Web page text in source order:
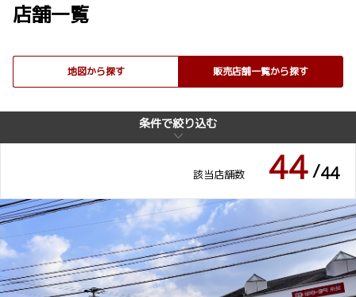
店舗一覧
地図から探す 販売店舗一覧から探す
条件で絞り込む
該当店舗数 44 /44
au WiFi
AREA86 セルフ洗車機
条件で絞り込む